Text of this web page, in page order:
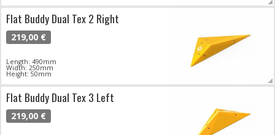
Flat Buddy Dual Tex 2 Right
219,00 €
Length: 490mm
Width: 250mm
Height: 50mm
Flat Buddy Dual Tex 3 Left
219,00 €